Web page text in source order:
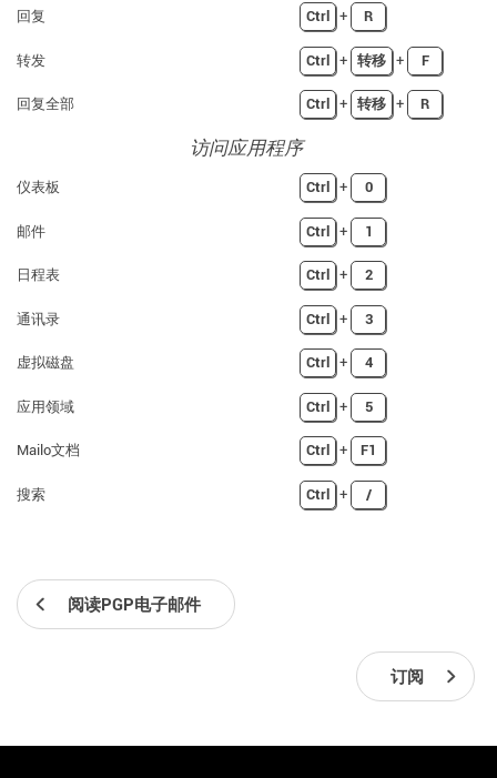
回复 Ctrl + R
转发 Ctrl + 转移 + F
回复全部 Ctrl + 转移 + R
访问应用程序
仪表板 Ctrl + 0
邮件 Ctrl + 1
日程表 Ctrl + 2
通讯录 Ctrl + 3
虚拟磁盘 Ctrl + 4
应用领域 Ctrl + 5
Mailo文档 Ctrl + F1
搜索 Ctrl + /
阅读PGP电子邮件
订阅